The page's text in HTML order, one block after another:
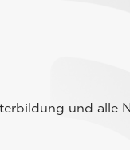
und alle